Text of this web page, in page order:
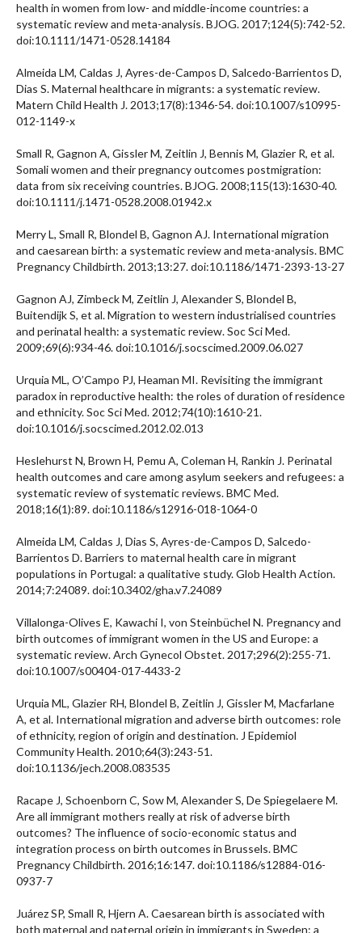
health in women from low- and middle-income countries: a
systematic review and meta-analysis. BJOG. 2017;124(5):742-52.
doi:10.1111/1471-0528.14184
Almeida LM, Caldas J, Ayres-de-Campos D, Salcedo-Barrientos D,
Dias S. Maternal healthcare in migrants: a systematic review.
Matern Child Health J. 2013;17(8):1346-54. doi:10.1007/s10995-
012-1149-x
Small R, Gagnon A, Gissler M, Zeitlin J, Bennis M, Glazier R, et al.
Somali women and their pregnancy outcomes postmigration:
data from six receiving countries. BJOG. 2008;115(13):1630-40.
doi:10.1111/j.1471-0528.2008.01942.x
Merry L, Small R, Blondel B, Gagnon AJ. International migration
and caesarean birth: a systematic review and meta-analysis. BMC
Pregnancy Childbirth. 2013;13:27. doi:10.1186/1471-2393-13-27
Gagnon AJ, Zimbeck M, Zeitlin J, Alexander S, Blondel B,
Buitendijk S, et al. Migration to western industrialised countries
and perinatal health: a systematic review. Soc Sci Med.
2009;69(6):934-46. doi:10.1016/j.socscimed.2009.06.027
Urquia ML, O’Campo PJ, Heaman MI. Revisiting the immigrant
paradox in reproductive health: the roles of duration of residence
and ethnicity. Soc Sci Med. 2012;74(10):1610-21.
doi:10.1016/j.socscimed.2012.02.013
Heslehurst N, Brown H, Pemu A, Coleman H, Rankin J. Perinatal
health outcomes and care among asylum seekers and refugees: a
systematic review of systematic reviews. BMC Med.
2018;16(1):89. doi:10.1186/s12916-018-1064-0
Almeida LM, Caldas J, Dias S, Ayres-de-Campos D, Salcedo-
Barrientos D. Barriers to maternal health care in migrant
populations in Portugal: a qualitative study. Glob Health Action.
2014;7:24089. doi:10.3402/gha.v7.24089
Villalonga-Olives E, Kawachi I, von Steinbüchel N. Pregnancy and
birth outcomes of immigrant women in the US and Europe: a
systematic review. Arch Gynecol Obstet. 2017;296(2):255-71.
doi:10.1007/s00404-017-4433-2
Urquia ML, Glazier RH, Blondel B, Zeitlin J, Gissler M, Macfarlane
A, et al. International migration and adverse birth outcomes: role
of ethnicity, region of origin and destination. J Epidemiol
Community Health. 2010;64(3):243-51.
doi:10.1136/jech.2008.083535
Racape J, Schoenborn C, Sow M, Alexander S, De Spiegelaere M.
Are all immigrant mothers really at risk of adverse birth
outcomes? The influence of socio-economic status and
integration process on birth outcomes in Brussels. BMC
Pregnancy Childbirth. 2016;16:147. doi:10.1186/s12884-016-
0937-7
Juárez SP, Small R, Hjern A. Caesarean birth is associated with
both maternal and paternal origin in immigrants in Sweden: a